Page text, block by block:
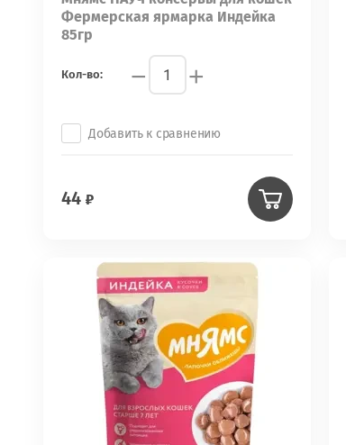
Фермерская ярмарка Индейка
85гр
Кол-во: − +
Добавить к сравнению
44